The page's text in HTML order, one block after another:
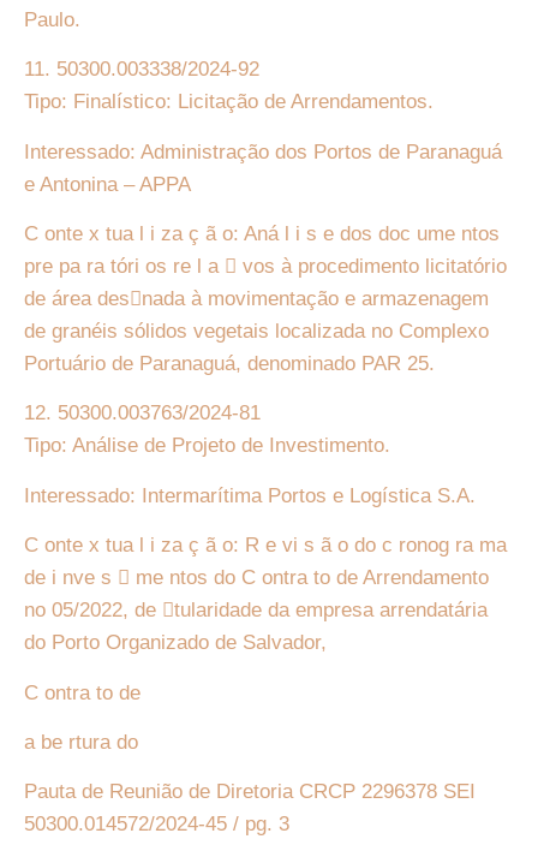
Paulo.
11. 50300.003338/2024-92
Tipo: Finalístico: Licitação de Arrendamentos.
Interessado: Administração dos Portos de Paranaguá
e Antonina – APPA
C onte x tua l i za ç ã o: Aná l i s e dos doc ume ntos
pre pa ra tóri os re l a 􏰀 vos à procedimento licitatório
de área des􏰀nada à movimentação e armazenagem
de granéis sólidos vegetais localizada no Complexo
Portuário de Paranaguá, denominado PAR 25.
12. 50300.003763/2024-81
Tipo: Análise de Projeto de Investimento.
Interessado: Intermarítima Portos e Logística S.A.
C onte x tua l i za ç ã o: R e vi s ã o do c ronog ra ma
de i nve s 􏰀 me ntos do C ontra to de Arrendamento
no 05/2022, de 􏰀tularidade da empresa arrendatária
do Porto Organizado de Salvador,
C ontra to de
a be rtura do
Pauta de Reunião de Diretoria CRCP 2296378 SEI
50300.014572/2024-45 / pg. 3